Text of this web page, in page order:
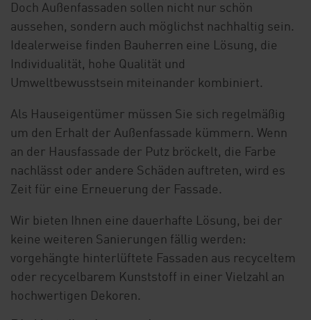
Doch Außenfassaden sollen nicht nur schön
aussehen, sondern auch möglichst nachhaltig sein.
Idealerweise finden Bauherren eine Lösung, die
Individualität, hohe Qualität und
Umweltbewusstsein miteinander kombiniert.
Als Hauseigentümer müssen Sie sich regelmäßig
um den Erhalt der Außenfassade kümmern. Wenn
an der Hausfassade der Putz bröckelt, die Farbe
nachlässt oder andere Schäden auftreten, wird es
Zeit für eine Erneuerung der Fassade.
Wir bieten Ihnen eine dauerhafte Lösung, bei der
keine weiteren Sanierungen fällig werden:
vorgehängte hinterlüftete Fassaden aus recyceltem
oder recycelbarem Kunststoff in einer Vielzahl an
hochwertigen Dekoren.